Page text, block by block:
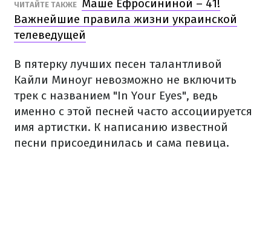
ЧИТАЙТЕ ТАКЖЕ Маше Ефросининой – 41!
Важнейшие правила жизни украинской
телеведущей
В пятерку лучших песен талантливой
Кайли Миноуг невозможно не включить
трек с названием "In Your Eyes", ведь
именно с этой песней часто ассоциируется
имя артистки. К написанию известной
песни присоединилась и сама певица.